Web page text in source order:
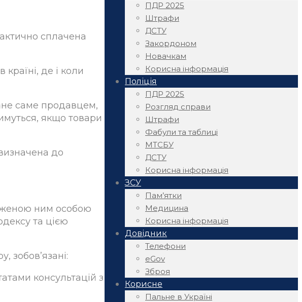
ПДР 2025
Штрафи
ДСТУ
Закордоном
Новачкам
Корисна інформація
Поліція
ПДР 2025
Розгляд справи
Штрафи
Фабули та таблиці
МТСБУ
ДСТУ
Корисна інформація
ЗСУ
Пам’ятки
Медицина
Корисна інформація
Довідник
Телефони
eGov
Зброя
Корисне
Пальне в Україні
сплачена
де і коли
саме продавцем,
якщо товари
до
ним особою
та цією
зобов’язані:
консультацій з